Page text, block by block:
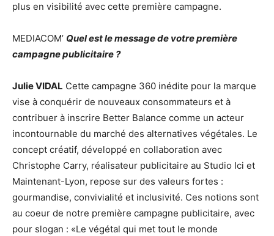
plus en visibilité avec cette première campagne.
MEDIACOM’ Quel est le message de votre première
campagne publicitaire ?
Julie VIDAL Cette campagne 360 inédite pour la marque
vise à conquérir de nouveaux consommateurs et à
contribuer à inscrire Better Balance comme un acteur
incontournable du marché des alternatives végétales. Le
concept créatif, développé en collaboration avec
Christophe Carry, réalisateur publicitaire au Studio Ici et
Maintenant-Lyon, repose sur des valeurs fortes :
gourmandise, convivialité et inclusivité. Ces notions sont
au coeur de notre première campagne publicitaire, avec
pour slogan : «Le végétal qui met tout le monde